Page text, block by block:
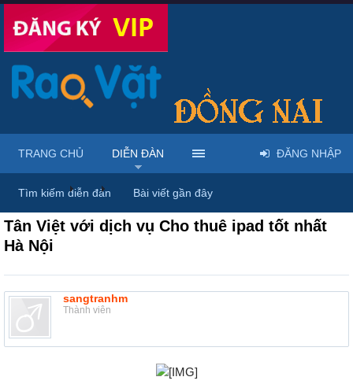
Diễn đàn ... Mua bán & sửa điện tử, điện lạnh
Tân Việt với dịch vụ Cho thuê ipad tốt nhất
Hà Nội
sangtranhm
Thành viên
TRANG CHỦ DIỄN ĐÀN
Tìm kiếm diễn đàn Bài viết gần đây
ĐĂNG NHẬP